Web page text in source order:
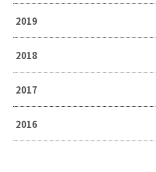
2019
2018
2017
2016